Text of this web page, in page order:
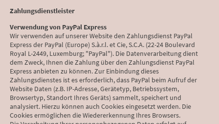
Zahlungsdienstleister
Verwendung von PayPal Express
Wir verwenden auf unserer Website den Zahlungsdienst PayPal
Express der PayPal (Europe) S.à.r.l. et Cie, S.C.A. (22-24 Boulevard
Royal L-2449, Luxemburg; "PayPal"). Die Datenverarbeitung dient
dem Zweck, Ihnen die Zahlung über den Zahlungsdienst PayPal
Express anbieten zu können. Zur Einbindung dieses
Zahlungsdienstes ist es erforderlich, dass PayPal beim Aufruf der
Website Daten (z.B. IP-Adresse, Gerätetyp, Betriebssystem,
Browsertyp, Standort Ihres Geräts) sammelt, speichert und
analysiert. Hierzu können auch Cookies eingesetzt werden. Die
Cookies ermöglichen die Wiedererkennung Ihres Browsers.